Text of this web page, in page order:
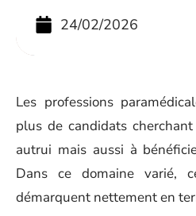
24/02/2026
Les professions
plus de candidats
autrui mais aussi à
Dans ce domaine varié,
démarquent nettement en